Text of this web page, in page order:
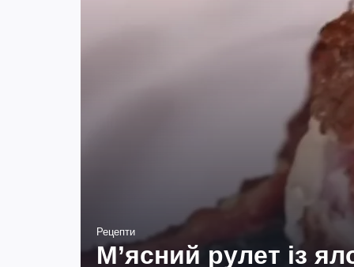
Рецепти
М’ясний рулет із